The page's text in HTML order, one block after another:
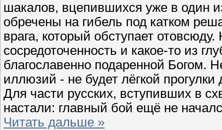
шакалов, вцепившихся уже в один
обречены на гибель под катком
врага, который обступает отовсюду.
сосредоточенность и какое-то из
благославенно подаренной Богом.
иллюзий - не будет лёгкой
Для части русских, вступивших в
настали: главный бой ещё не
Читать дальше »